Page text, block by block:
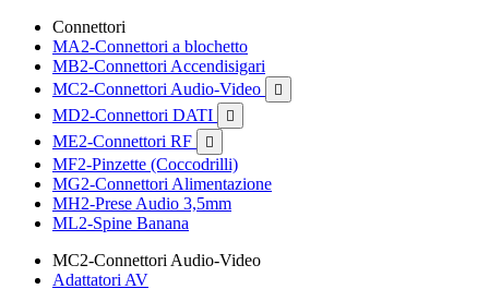
Connettori
MA2-Connettori a blochetto
MB2-Connettori Accendisigari
MC2-Connettori Audio-Video

MD2-Connettori DATI 
ME2-Connettori RF 
MF2-Pinzette (Coccodrilli)
MG2-Connettori Alimentazione
MH2-Prese Audio 3,5mm
ML2-Spine Banana
MC2-Connettori Audio-Video
Adattatori AV